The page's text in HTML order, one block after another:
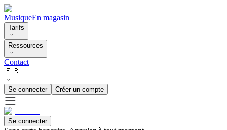
MusiqueEn magasin
Tarifs
Ressources
Contact
🇫🇷
Se connecter Créer un compte
Se connecter